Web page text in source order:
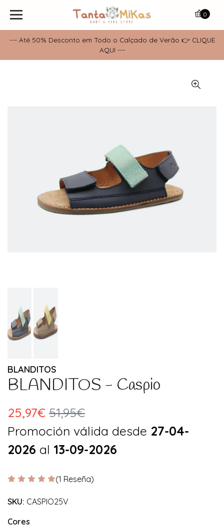
--- Até 50% Desconto em Todo o Calçado de Verão 👉 CLIQUE
AQUI ---
0
BLANDITOS
BLANDITOS - Caspio
25,97€ 51,95€
Promoción válida desde 27-04-
2026 al 13-09-2026
(1 Reseña)
SKU: CASPIO25V
Cores